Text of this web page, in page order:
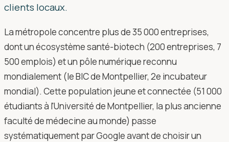
clients locaux.
La métropole concentre plus de 35 000 entreprises,
dont un écosystème santé-biotech (200 entreprises, 7
500 emplois) et un pôle numérique reconnu
mondialement (le BIC de Montpellier, 2e incubateur
mondial). Cette population jeune et connectée (51 000
étudiants à l'Université de Montpellier, la plus ancienne
faculté de médecine au monde) passe
systématiquement par Google avant de choisir un